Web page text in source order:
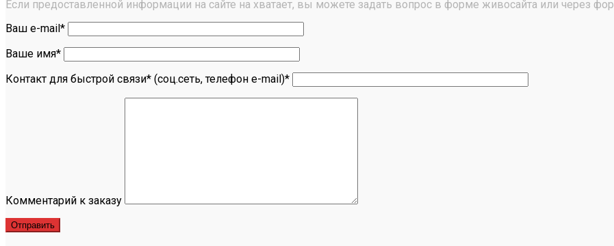
Если предоставленной информации на сайте на хватает, вы можете задать вопрос в форме живосайта или через
Ваш e-mail*
Ваше имя*
Контакт для быстрой связи* (соц.сеть, телефон e-mail)*
Комментарий к заказу